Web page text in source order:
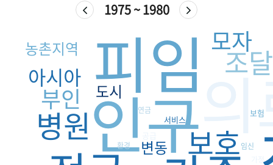
1975 ~ 1980
인구
피임
병원 보호
조달
모자
부인
아시아
변동
도시
농촌지역
서비스
보험
가정
연금
환경 임신